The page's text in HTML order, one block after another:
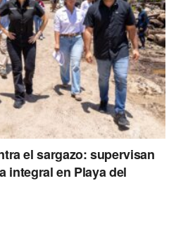
el sargazo: supervisan
integral en Playa del